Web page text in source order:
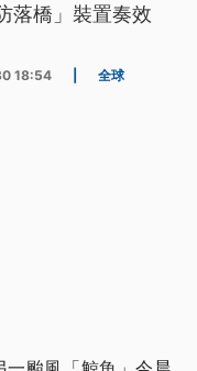
落橋」裝置奏效
18:54 全球